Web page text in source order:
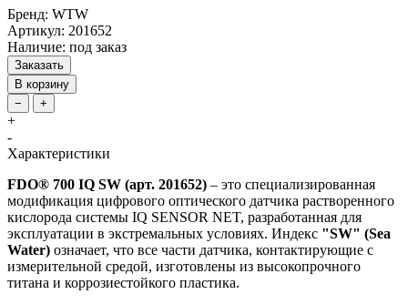
Бренд: WTW
Артикул: 201652
Наличие: под заказ
Заказать
В корзину
−
+
+
-
Характеристики
FDO® 700 IQ SW (арт. 201652) – это специализированная
модификация цифрового оптического датчика растворенного
кислорода системы IQ SENSOR NET, разработанная для
эксплуатации в экстремальных условиях. Индекс "SW" (Sea
Water) означает, что все части датчика, контактирующие с
измерительной средой, изготовлены из высокопрочного
титана и коррозиестойкого пластика.